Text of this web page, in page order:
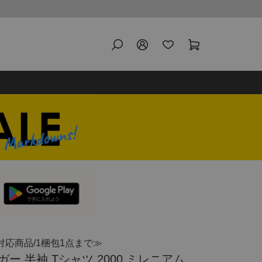
応商品/1梱包1点まで≫
ー 半袖 Tシャツ 2000 ミレニアム